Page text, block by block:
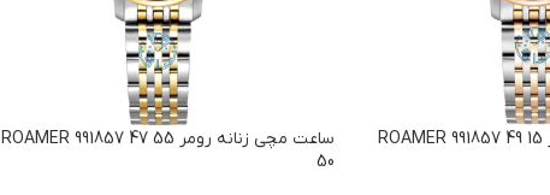
ساعت مچی زنانه رومر ROAMER 991857 49 15
ساعت مچی زنانه رومر ROAMER 991857 47 55
50